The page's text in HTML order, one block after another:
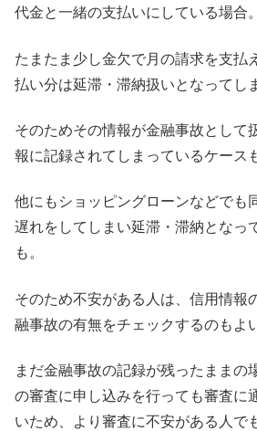
代金と一緒の支払いにしている場合。
たまたま少し金欠で月の請求を支払
払い分は延滞・滞納扱いとなってし
そのためその情報が金融事故として
報に記録されてしまっているケース
他にもショッピングローンなどでも
遅れをしてしまい延滞・滞納となっ
も。
そのため不安がある人は、信用情報
融事故の有無をチェックするのもよ
まだ金融事故の記録が残ったままの
の審査に申し込みを行っても審査に
いため、より審査に不安がある人で